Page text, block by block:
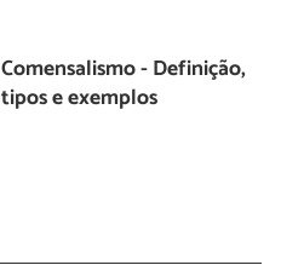
Comensalismo - Definição,
tipos e exemplos